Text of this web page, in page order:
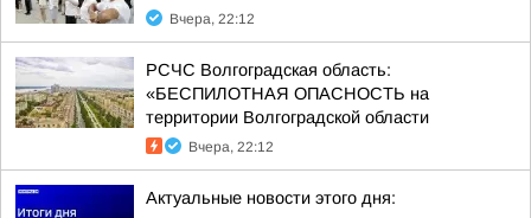
Вчера, 22:12
РСЧС Волгоградская область:
«БЕСПИЛОТНАЯ ОПАСНОСТЬ на
территории Волгоградской области
Вчера, 22:12
Актуальные новости этого дня: